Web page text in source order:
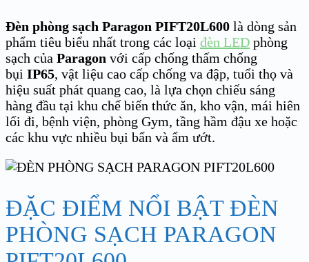
Đèn phòng sạch Paragon PIFT20L600 là dòng sản
phẩm tiêu biểu nhất trong các loại đèn LED phòng
sạch của Paragon với cấp chống thấm chống
bụi IP65, vật liệu cao cấp chống va đập, tuổi thọ và
hiệu suất phát quang cao, là lựa chọn chiếu sáng
hàng đầu tại khu chế biến thức ăn, kho vận, mái hiên
lối đi, bệnh viện, phòng Gym, tầng hầm đậu xe hoặc
các khu vực nhiều bụi bẩn và ẩm ướt.
ĐẶC ĐIỂM NỔI BẬT ĐÈN
PHÒNG SẠCH PARAGON